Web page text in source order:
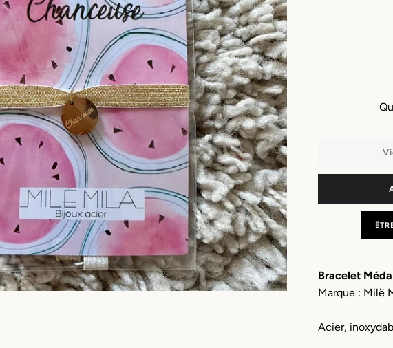
Bracelet
Marque : Milë
Acier,